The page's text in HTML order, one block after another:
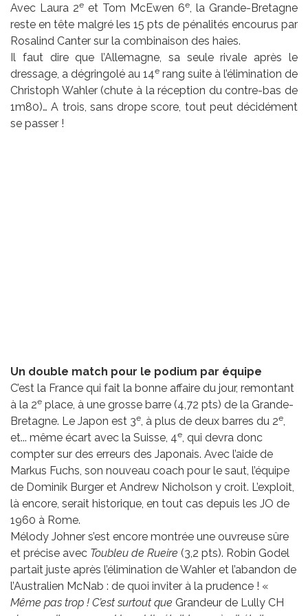
Avec Laura 2e et Tom McEwen 6e, la Grande-Bretagne
reste en tête malgré les 15 pts de pénalités encourus par
Rosalind Canter sur la combinaison des haies.
Il faut dire que l’Allemagne, sa seule rivale après le
dressage, a dégringolé au 14e rang suite à l’élimination de
Christoph Wahler (chute à la réception du contre-bas de
1m80)… A trois, sans drope score, tout peut décidément
se passer !
Un double match pour le podium par équipe
C’est la France qui fait la bonne affaire du jour, remontant
à la 2e place, à une grosse barre (4,72 pts) de la Grande-
Bretagne. Le Japon est 3e, à plus de deux barres du 2e,
et... même écart avec la Suisse, 4e, qui devra donc
compter sur des erreurs des Japonais. Avec l’aide de
Markus Fuchs, son nouveau coach pour le saut, l’équipe
de Dominik Burger et Andrew Nicholson y croit. L’exploit,
là encore, serait historique, en tout cas depuis les JO de
1960 à Rome.
Mélody Johner s’est encore montrée une ouvreuse sûre
et précise avec Toubleu de Rueire (3,2 pts). Robin Godel
partait juste après l’élimination de Wahler et l’abandon de
l’Australien McNab : de quoi inviter à la prudence ! «
Même pas trop ! C’est surtout que Grandeur de Lully CH